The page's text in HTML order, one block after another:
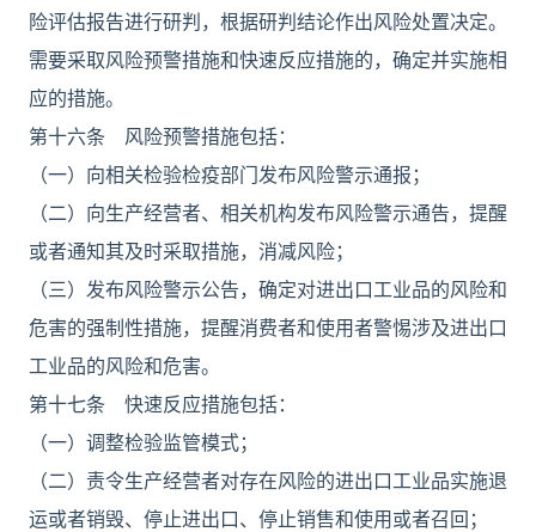
险评估报告进行研判，根据研判结论作出风险处置决定。
需要采取风险预警措施和快速反应措施的，确定并实施相
应的措施。
第十六条 风险预警措施包括：
（一）向相关检验检疫部门发布风险警示通报；
（二）向生产经营者、相关机构发布风险警示通告，提醒
或者通知其及时采取措施，消减风险；
（三）发布风险警示公告，确定对进出口工业品的风险和
危害的强制性措施，提醒消费者和使用者警惕涉及进出口
工业品的风险和危害。
第十七条 快速反应措施包括：
（一）调整检验监管模式；
（二）责令生产经营者对存在风险的进出口工业品实施退
运或者销毁、停止进出口、停止销售和使用或者召回；